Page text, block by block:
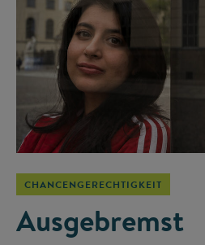
CHANCENGERECHTIGKEIT
Ausgebremst